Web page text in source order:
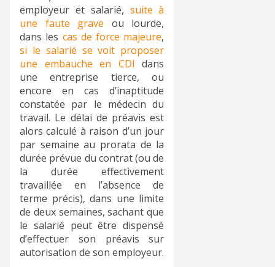
employeur et salarié, suite à
une faute grave ou lourde,
dans les cas de force majeure,
si le salarié se voit proposer
une embauche en CDI dans
une entreprise tierce, ou
encore en cas d’inaptitude
constatée par le médecin du
travail. Le délai de préavis est
alors calculé à raison d’un jour
par semaine au prorata de la
durée prévue du contrat (ou de
la durée effectivement
travaillée en l’absence de
terme précis), dans une limite
de deux semaines, sachant que
le salarié peut être dispensé
d’effectuer son préavis sur
autorisation de son employeur.